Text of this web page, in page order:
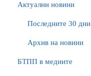
Актуални новини
Последните 30 дни
Архив на новини
БTПП в медиите